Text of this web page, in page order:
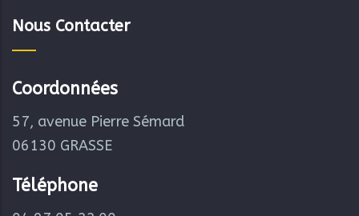
Nous Contacter
Coordonnées
57, avenue Pierre Sémard
06130 GRASSE
Téléphone